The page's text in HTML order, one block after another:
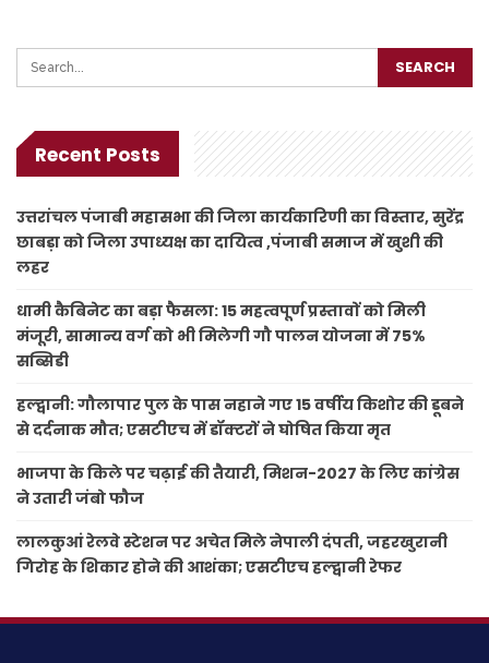
Recent Posts
उत्तरांचल पंजाबी महासभा की जिला कार्यकारिणी का विस्तार, सुरेंद्र
छाबड़ा को जिला उपाध्यक्ष का दायित्व ,पंजाबी समाज में खुशी की
लहर
धामी कैबिनेट का बड़ा फैसला: 15 महत्वपूर्ण प्रस्तावों को मिली
मंजूरी, सामान्य वर्ग को भी मिलेगी गौ पालन योजना में 75%
सब्सिडी
हल्द्वानी: गौलापार पुल के पास नहाने गए 15 वर्षीय किशोर की डूबने
से दर्दनाक मौत; एसटीएच में डॉक्टरों ने घोषित किया मृत
भाजपा के किले पर चढ़ाई की तैयारी, मिशन-2027 के लिए कांग्रेस
ने उतारी जंबो फौज
लालकुआं रेलवे स्टेशन पर अचेत मिले नेपाली दंपती, जहरखुरानी
गिरोह के शिकार होने की आशंका; एसटीएच हल्द्वानी रेफर